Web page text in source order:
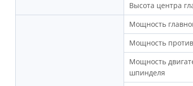
Высота центра
Мощность
Мощность
Мощность
шпинделя